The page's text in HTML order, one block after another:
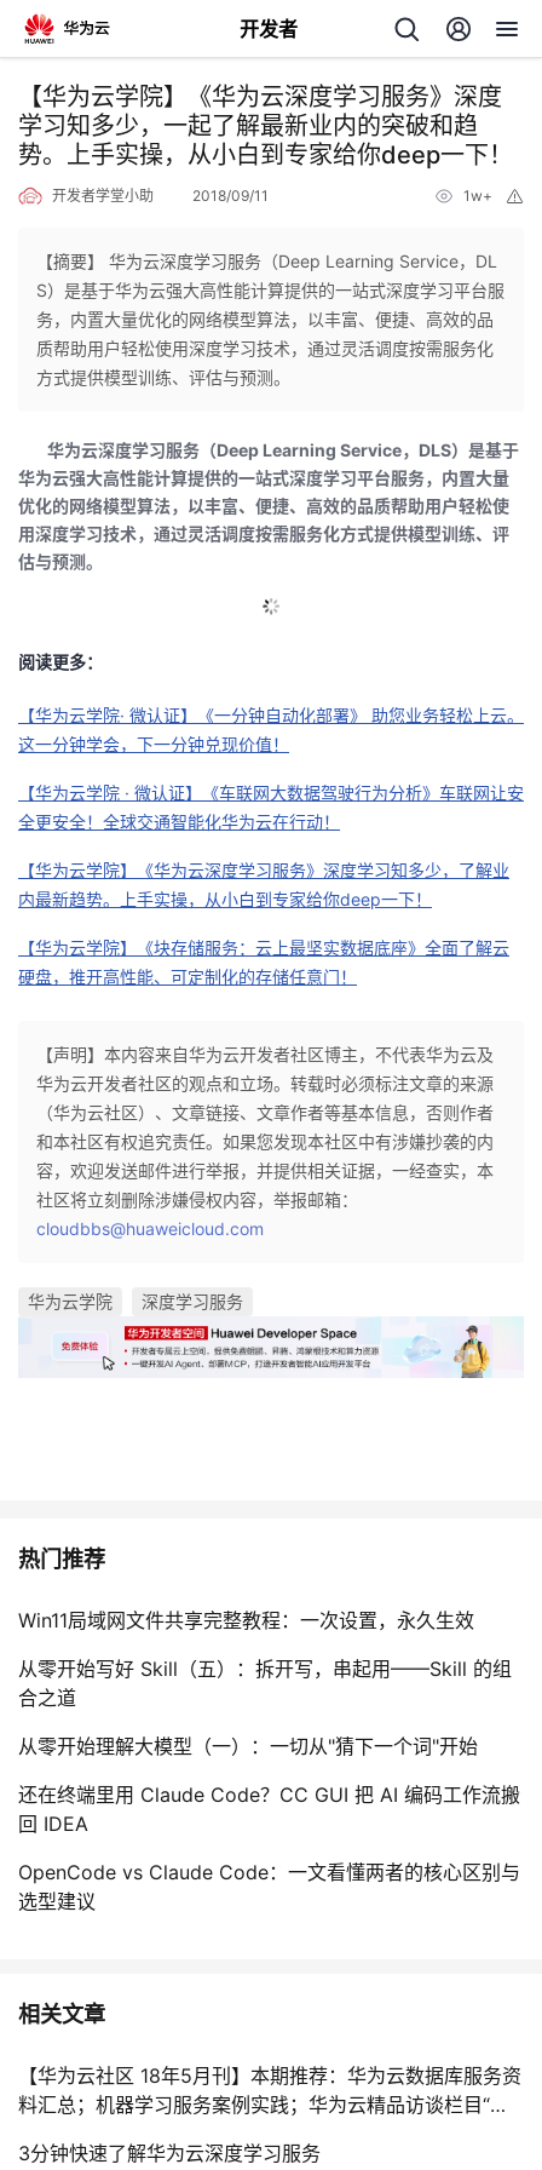
开发者
返
回
个
人
页
我
开
发
博
客
的
论
坛
我
的
圈
我
的
播
我
活
动
的
关
注
的
开
学
我
的
课
我
的
证
我
实
验
的
收
藏
我
的
我
我
的
技
支
持
我
的
声
建
议
【华为云学院】《华为云深度学习服务》深度
学习知多少，一起了解最新业内的突破和趋
势。上手实操，从小白到专家给你deep一下！
开发者学堂小助 2018/09/11 1w+
【摘要】 华为云深度学习服务（Deep Learning Service，DL
S）是基于华为云强大高性能计算提供的一站式深度学习平台服
务，内置大量优化的网络模型算法，以丰富、便捷、高效的品
质帮助用户轻松使用深度学习技术，通过灵活调度按需服务化
方式提供模型训练、评估与预测。
华为云深度学习服务（Deep Learning Service，DLS）是基于
华为云强大高性能计算提供的一站式深度学习平台服务，内置大量
优化的网络模型算法，以丰富、便捷、高效的品质帮助用户轻松使
用深度学习技术，通过灵活调度按需服务化方式提供模型训练、评
估与预测。
阅读更多：
【华为云学院· 微认证】《一分钟自动化部署》 助您业务轻松上云。
这一分钟学会，下一分钟兑现价值！
【华为云学院 · 微认证】《车联网大数据驾驶行为分析》车联网让安
全更安全！全球交通智能化华为云在行动！
【华为云学院】《华为云深度学习服务》深度学习知多少，了解业
内最新趋势。上手实操，从小白到专家给你deep一下！
【华为云学院】《块存储服务：云上最坚实数据底座》全面了解云
硬盘，推开高性能、可定制化的存储任意门！
【声明】本内容来自华为云开发者社区博主，不代表华为云及
华为云开发者社区的观点和立场。转载时必须标注文章的来源
（华为云社区）、文章链接、文章作者等基本信息，否则作者
和本社区有权追究责任。如果您发现本社区中有涉嫌抄袭的内
容，欢迎发送邮件进行举报，并提供相关证据，一经查实，本
社区将立刻删除涉嫌侵权内容，举报邮箱：
cloudbbs@huaweicloud.com
华为云学院 深度学习服务
热门推荐
Win11局域网文件共享完整教程：一次设置，永久生效
从零开始写好 Skill（五）：拆开写，串起用——Skill 的组
合之道
从零开始理解大模型（一）：一切从"猜下一个词"开始
还在终端里用 Claude Code？CC GUI 把 AI 编码工作流搬
回 IDEA
OpenCode vs Claude Code：一文看懂两者的核心区别与
选型建议
相关文章
【华为云社区 18年5月刊】本期推荐：华为云数据库服务资
料汇总；机器学习服务案例实践；华为云精品访谈栏目“云
3分钟快速了解华为云深度学习服务